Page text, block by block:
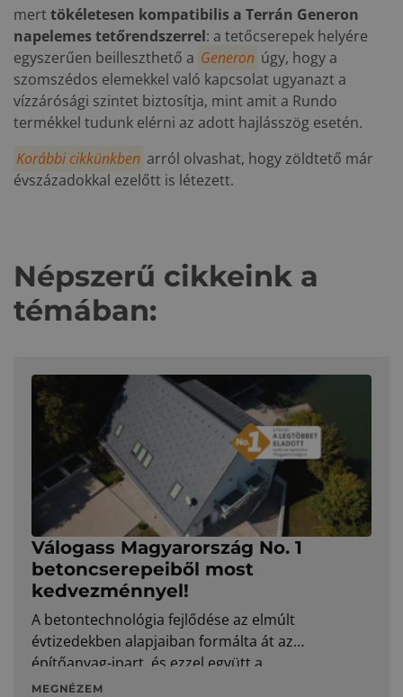
merttökéletesen kompatibilis a Terrán Generon
napelemes tetőrendszerrel: a tetőcserepek helyére
egyszerűen beilleszthető a Generon úgy, hogy a
szomszédos elemekkel való kapcsolat ugyanazt a
vízzárósági szintet biztosítja, mint amit a Rundo
termékkel tudunk elérni az adott hajlásszög esetén.
Korábbi cikkünkben arról olvashat, hogy zöldtető már
évszázadokkal ezelőtt is létezett.
Népszerű cikkeink a
témában:
Válogass Magyarország No. 1
betoncserepeiből most
kedvezménnyel!
A betontechnológia fejlődése az elmúlt
évtizedekben alapjaiban formálta át az
építőanyag-ipart, és ezzel együtt a
tetőcserépgyártás területét is. A modern
MEGNÉZEM